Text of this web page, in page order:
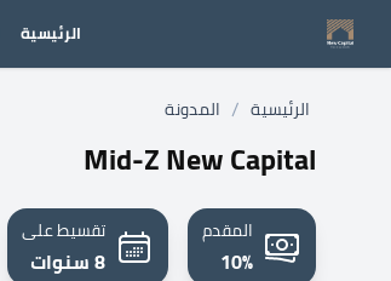
الرئيسية
الرئيسية / المدونة
Mid-Z New Capital
المقدم
10%
تقسيط على
8 سنوات